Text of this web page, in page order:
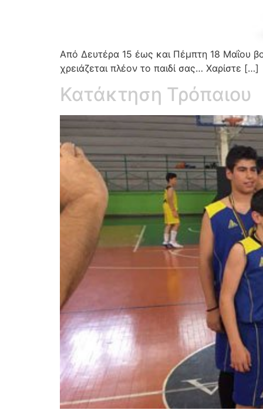
Από Δευτέρα 15 έως και Πέμπτη 18 Μαΐου
χρειάζεται πλέον το παιδί σας… Χαρίστε […]
Κατάκτηση Τρόπαιου